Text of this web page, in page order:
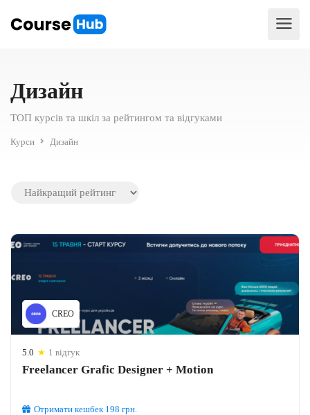
Дизайн
ТОП курсів та шкіл за рейтингом та відгуками
Курси Дизайн
CREO
5.0 ★ 1 відгук
Freelancer Grafic Designer + Motion
Отримати кешбек 198 грн.